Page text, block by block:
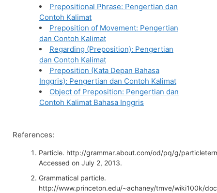
Prepositional Phrase: Pengertian dan
Contoh Kalimat
Preposition of Movement: Pengertian
dan Contoh Kalimat
Regarding (Preposition): Pengertian
dan Contoh Kalimat
Preposition (Kata Depan Bahasa
Inggris): Pengertian dan Contoh Kalimat
Object of Preposition: Pengertian dan
Contoh Kalimat Bahasa Inggris
References:
Particle. http://grammar.about.com/od/pq/g/
Accessed on July 2, 2013.
Grammatical particle.
http://www.princeton.edu/~achaney/tmve/wiki100k/